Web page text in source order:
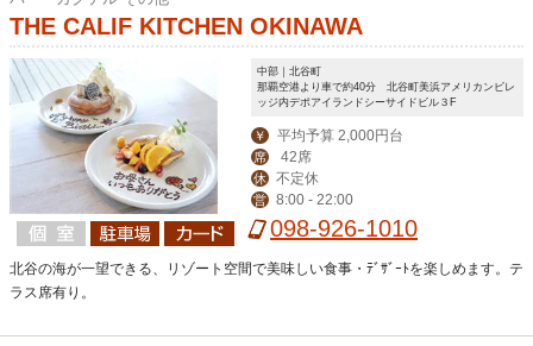
THE CALIF KITCHEN OKINAWA
中部｜北谷町
那覇空港より車で約40分 北谷町美浜アメリカンビレ
ッジ内デポアイランドシーサイドビル３F
￥ 平均予算 2,000円台
席 42席
休 不定休
営 8:00 - 22:00
098-926-1010
北谷の海が一望できる、リゾート空間で美味しい食事・ﾃﾞｻﾞｰﾄを楽しめます。テ
ラス席有り。